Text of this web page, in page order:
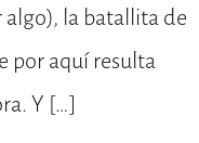
la batallita de
por aquí resulta
Y […]